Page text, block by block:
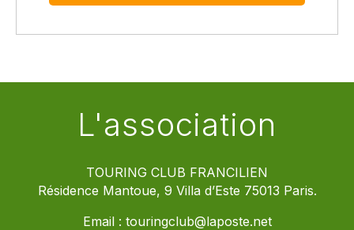
L'association
TOURING CLUB FRANCILIEN
Résidence Mantoue, 9 Villa d’Este 75013 Paris.
Email : touringclub@laposte.net